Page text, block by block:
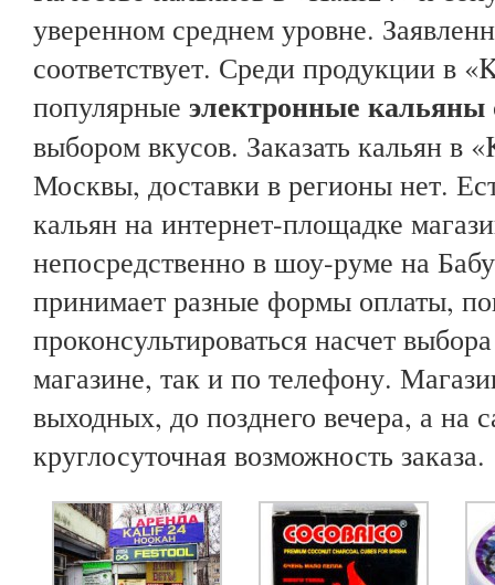
уверенном среднем уровне.
соответствует. Среди продукции в
популярные электронные кальяны
выбором вкусов. Заказать кальян в
Москвы, доставки в регионы нет.
кальян на интернет-площадке
непосредственно в шоу-руме на
принимает разные формы оплаты,
проконсультироваться насчет
магазине, так и по телефону.
выходных, до позднего вечера, а на
круглосуточная возможность заказа.